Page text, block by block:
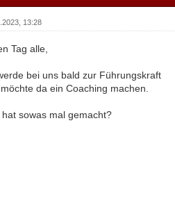
13:28
Tag alle,
bei uns bald zur Führungskraft
da ein Coaching machen.
hat sowas mal gemacht?